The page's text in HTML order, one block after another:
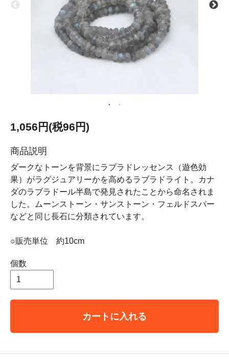
1,056円(税96円)
商品説明
ダークなトーンを背景にラブラドレッセンス（遊色効
果）がラグジュアリーかを高めるラブラドライト。カナ
ダのラブラドール半島で発見されたことから命名されま
した。ムーンストーン・サンストーン・フェルドスパー
などと同じ長石に分類されています。
○販売単位 約10cm
個数
カートに入れる